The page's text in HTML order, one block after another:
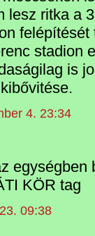
lesz ritka a
felépítését
stadion
is
4. 23:34
KÖR tag
09:38